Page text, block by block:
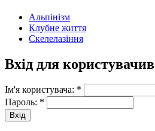
Альпінізм
Клубне життя
Скелелазіння
Вхід для користувачив
Ім'я користувача: *
Пароль: *